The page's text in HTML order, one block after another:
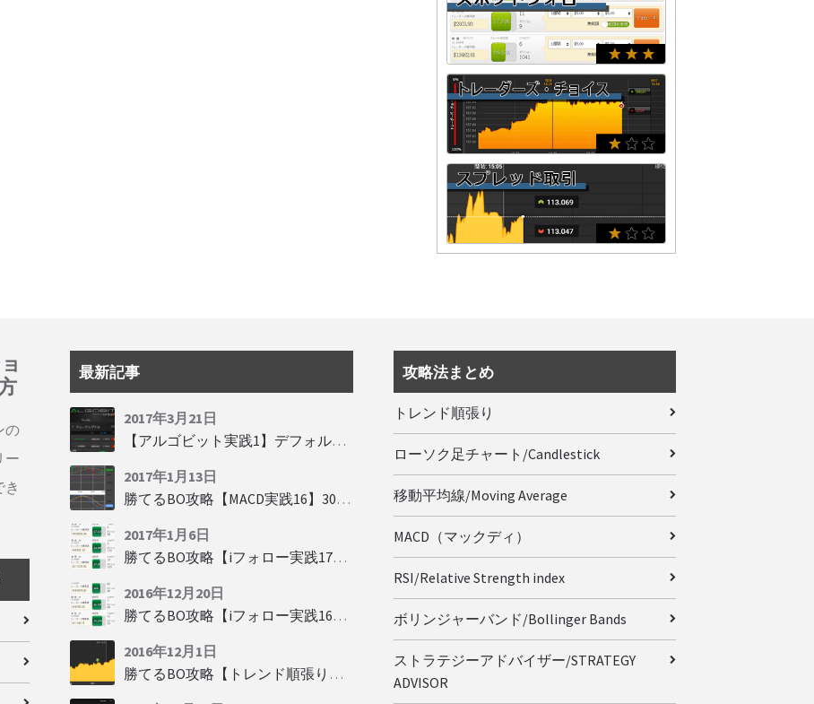
の
ー
最新記事
2017年3月21日
【アルゴビット実践1】デフォルト設定で30秒取引
2017年1月13日
勝てるBO攻略【MACD実践16】30秒取引で勝つには
2017年1月6日
勝てるBO攻略【iフォロー実践17】フォロワーの少ない人をフォローする
2016年12月20日
勝てるBO攻略【iフォロー実践16】勝てるトレーダーを見抜く
2016年12月1日
勝てるBO攻略【トレンド順張り実践35】下落からの反発を見極める
攻略法まとめ
トレンド順張り
ローソク足チャート/Candlestick
移動平均線/Moving Average
MACD（マックディ）
RSI/Relative Strength index
ボリンジャーバンド/Bollinger Bands
ストラテジーアドバイザー/STRATEGY
ADVISOR